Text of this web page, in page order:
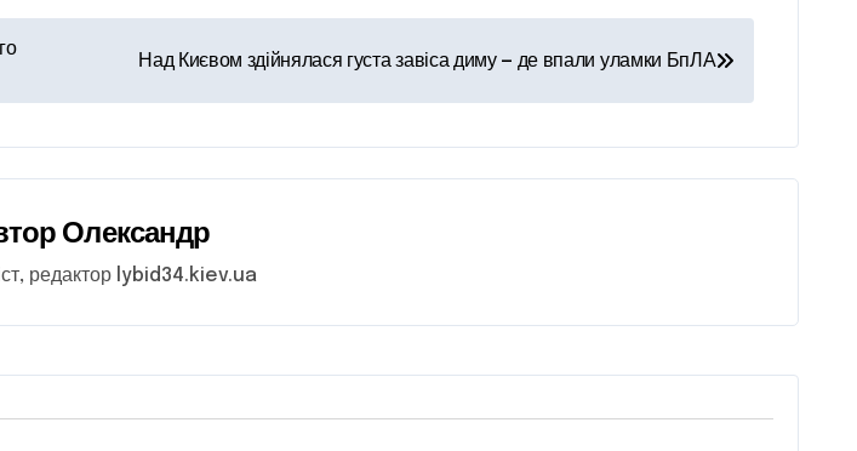
Над Києвом здійнялася густа завіса диму — де впали уламки БпЛА
Олександр
редактор lybid34.kiev.ua